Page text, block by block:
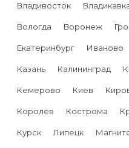
Владивосток
Вологда Воронеж
Екатеринбург Иваново
Казань Калининград
Кемерово Киев
Королев Кострома
Курск Липецк